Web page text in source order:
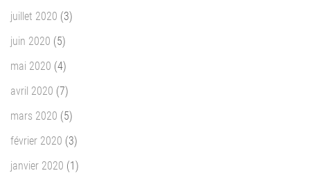
juillet 2020 (3)
juin 2020 (5)
mai 2020 (4)
avril 2020 (7)
mars 2020 (5)
février 2020 (3)
janvier 2020 (1)